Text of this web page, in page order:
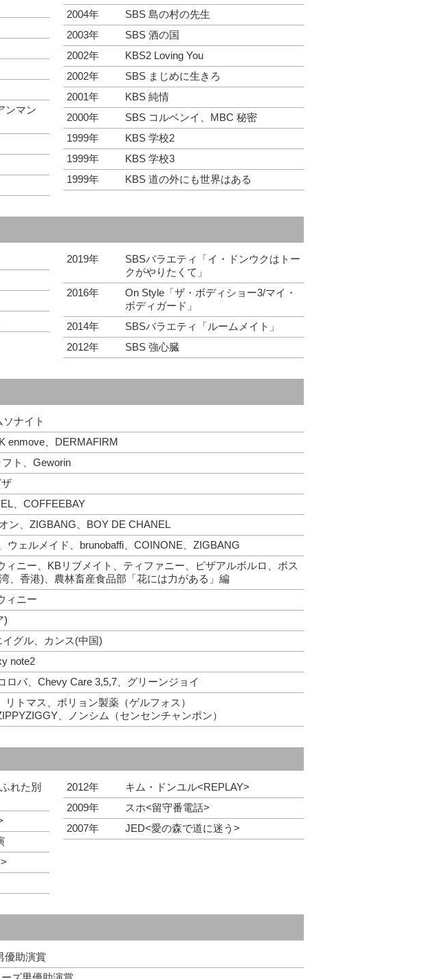
ンマン
2004年
SBS 島の村の先生
2003年
SBS 酒の国
2002年
KBS2 Loving You
2002年
SBS まじめに生きろ
2001年
KBS 純情
2000年
SBS コルベンイ、MBC 秘密
1999年
KBS 学校2
1999年
KBS 学校3
1999年
KBS 道の外にも世界はある
2019年
SBSバラエティ「イ・ドンウクはトー
クがやりたくて」
2016年
On Style「ザ・ボディショー3/マイ・
ボディガード」
2014年
SBSバラエティ「ルームメイト」
2012年
SBS 強心臓
ナイト
enmove、DERMAFIRM
ト、Geworin
、COFFEEBAY
ン、ZIGBANG、BOY DE CHANEL
ウェルメイド、brunobaffi、COINONE、ZIGBANG
ィニー、KBリブメイト、ティファニー、ピザアルボルロ、ポス
、香港)、農林畜産食品部「花には力がある」編
ィニー
)
グル、カンス(中国)
note2
ロバ、Chevy Care 3,5,7、グリーンジョイ
トマス、ボリョン製薬（ゲルフォス）
、ノンシム（センセンチャンポン）
れた別
2012年
キム・ドンユル<REPLAY>
2009年
スホ<留守番電話>
2007年
JED<愛の森で道に迷う>
優助演賞